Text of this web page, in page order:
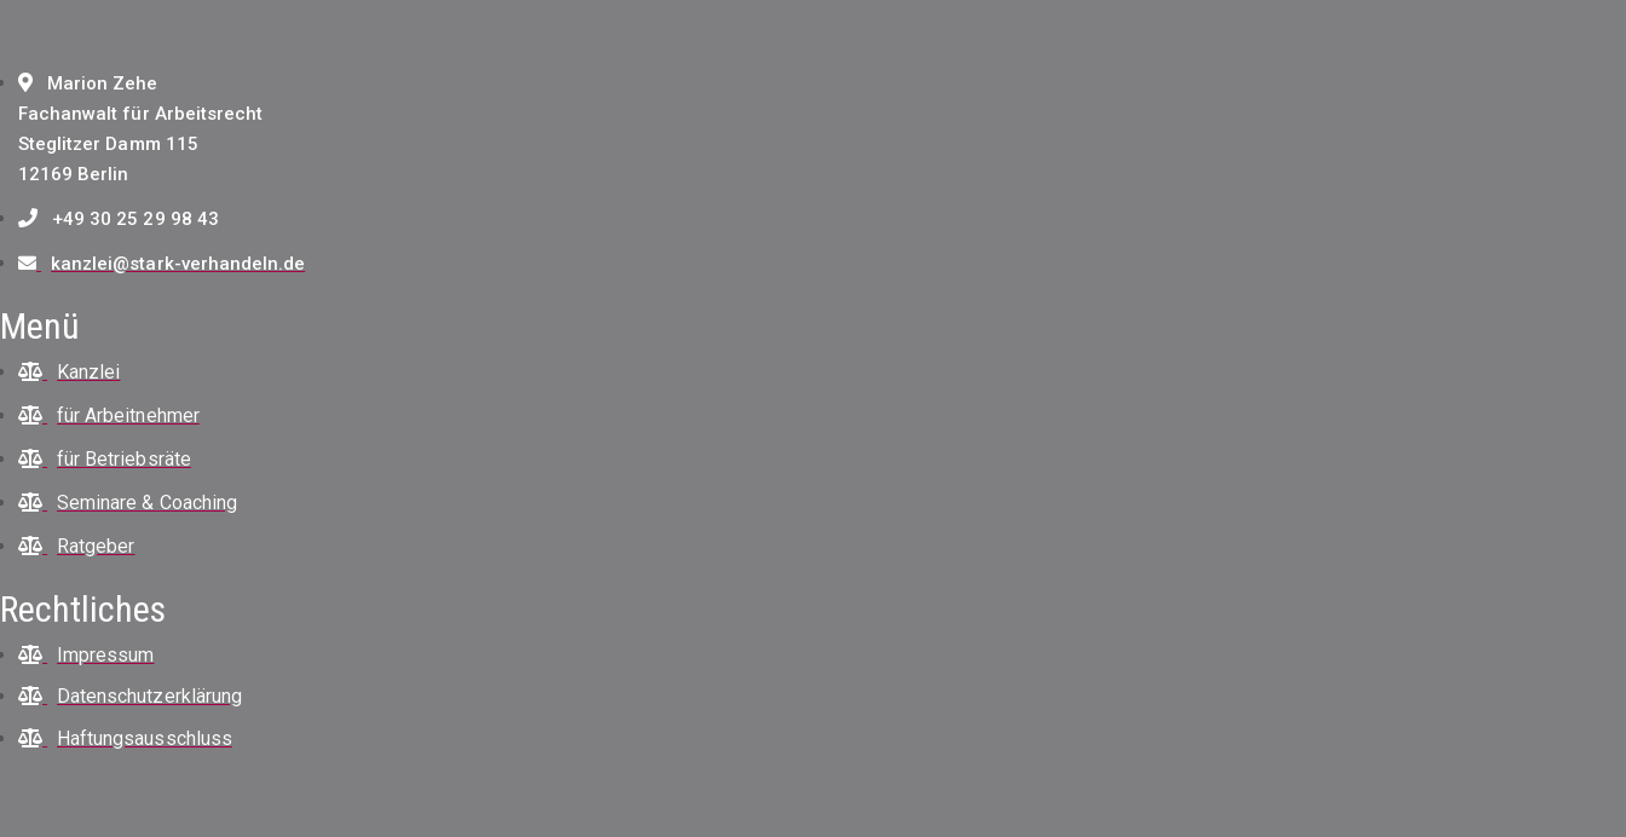
Marion Zehe
Fachanwalt für Arbeitsrecht
Steglitzer Damm 115
12169 Berlin
+49 30 25 29 98 43
kanzlei@stark-verhandeln.de
Menü
Kanzlei
für Arbeitnehmer
für Betriebsräte
Seminare & Coaching
Ratgeber
Rechtliches
Impressum
Datenschutzerklärung
Haftungsausschluss